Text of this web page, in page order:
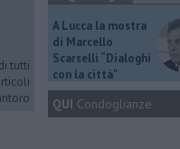
tutti
A Lucca la mostra
di Marcello
Scarselli “Dialoghi
con la città"
QUI Condoglianze